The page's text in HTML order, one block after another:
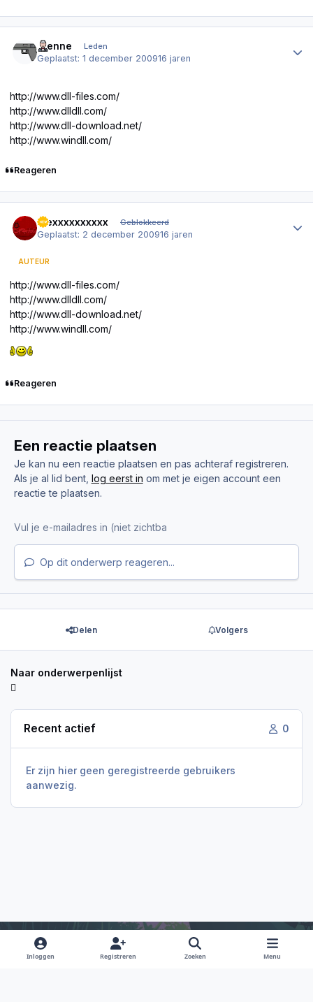
.Senne Leden
Geplaatst:1 december 200916 jaren
http://www.dll-files.com/
http://www.dlldll.com/
http://www.dll-download.net/
http://www.windll.com/
Reageren
Alexxxxxxxxxx Geblokkeerd
Geplaatst: 2 december 200916 jaren
AUTEUR
http://www.dll-files.com/
http://www.dlldll.com/
http://www.dll-download.net/
http://www.windll.com/
Reageren
Een reactie plaatsen
Je kan nu een reactie plaatsen en pas achteraf registreren.
Als je al lid bent, log eerst in om met je eigen account een
reactie te plaatsen.
Op dit onderwerp reageren...
Delen Volgers
Naar onderwerpenlijst
Recent actief 0
Er zijn hier geen geregistreerde gebruikers
aanwezig.
Light ModeDark ModeSystem Preference
Inloggen Registreren Zoeken Menu